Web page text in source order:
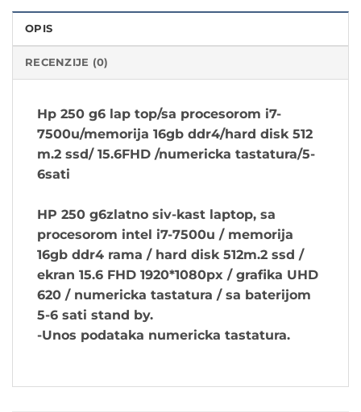
OPIS
RECENZIJE (0)
Hp 250 g6 lap top/sa procesorom i7-
7500u/memorija 16gb ddr4/hard disk 512
m.2 ssd/ 15.6FHD /numericka tastatura/5-
6sati
HP 250 g6zlatno siv-kast laptop, sa
procesorom intel i7-7500u / memorija
16gb ddr4 rama / hard disk 512m.2 ssd /
ekran 15.6 FHD 1920*1080px / grafika UHD
620 / numericka tastatura / sa baterijom
5-6 sati stand by.
-Unos podataka numericka tastatura.